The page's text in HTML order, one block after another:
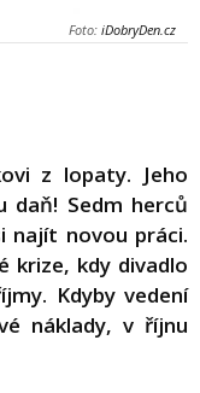
Foto: iDobryDen.cz
z lopaty. Jeho
daň! Sedm herců
najít novou práci.
krize, kdy divadlo
Kdyby vedení
náklady, v říjnu